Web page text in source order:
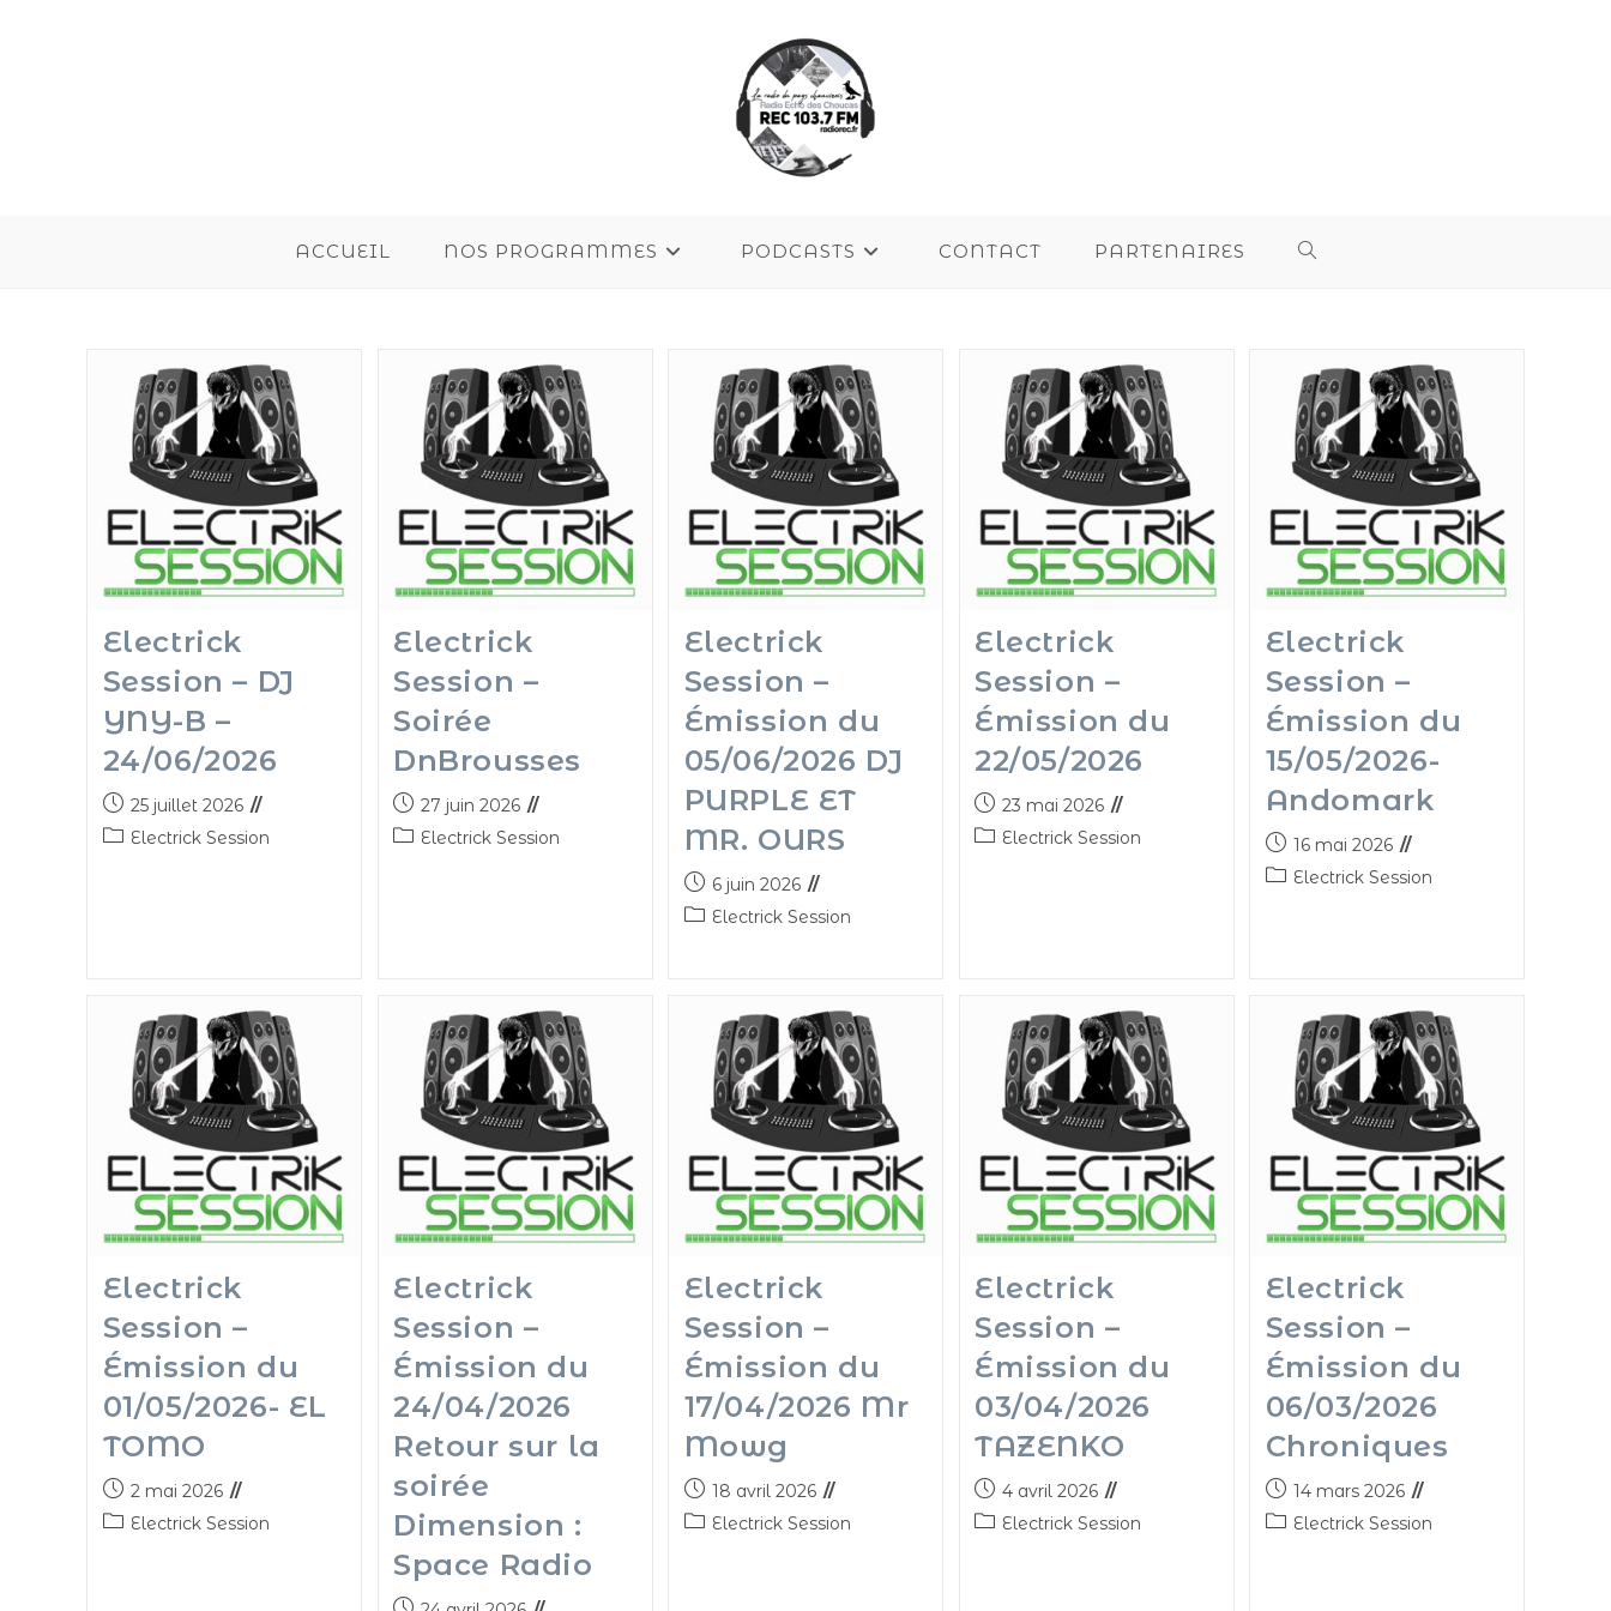
ACCUEIL NOS PROGRAMMES PODCASTS CONTACT PARTENAIRES
Electrick
Session – DJ
YNY-B –
24/06/2026
25 juillet 2026
Electrick Session
Electrick
Session –
Soirée
DnBrousses
27 juin 2026
Electrick Session
Electrick
Session –
Émission du
05/06/2026 DJ
PURPLE ET
MR. OURS
6 juin 2026
Electrick Session
Electrick
Session –
Émission du
22/05/2026
23 mai 2026
Electrick Session
Electrick
Session –
Émission du
15/05/2026-
Andomark
16 mai 2026
Electrick Session
Electrick
Session –
Émission du
01/05/2026- EL
TOMO
2 mai 2026
Electrick Session
Electrick
Session –
Émission du
24/04/2026
Retour sur la
soirée
Dimension :
Space Radio
Electrick
Session –
Émission du
17/04/2026 Mr
Mowg
18 avril 2026
Electrick Session
Electrick
Session –
Émission du
03/04/2026
TAZENKO
4 avril 2026
Electrick Session
Electrick
Session –
Émission du
06/03/2026
Chroniques
14 mars 2026
Electrick Session